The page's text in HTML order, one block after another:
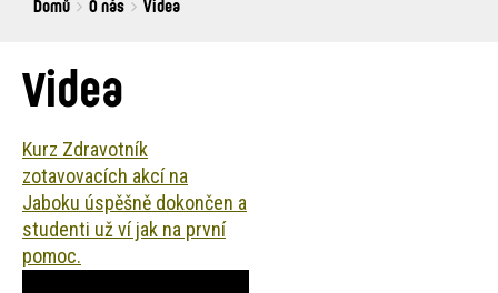
Breadcrumbs
You
Domů O nás Videa
Videa
Kurz Zdravotník
zotavovacích akcí na
Jaboku úspěšně dokončen a
studenti už ví jak na první
pomoc.